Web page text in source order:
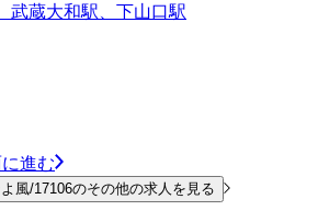
武蔵大和駅、下山口駅
進む
風/17106のその他の求人を見る